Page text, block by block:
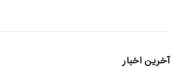
آخرین اخبار